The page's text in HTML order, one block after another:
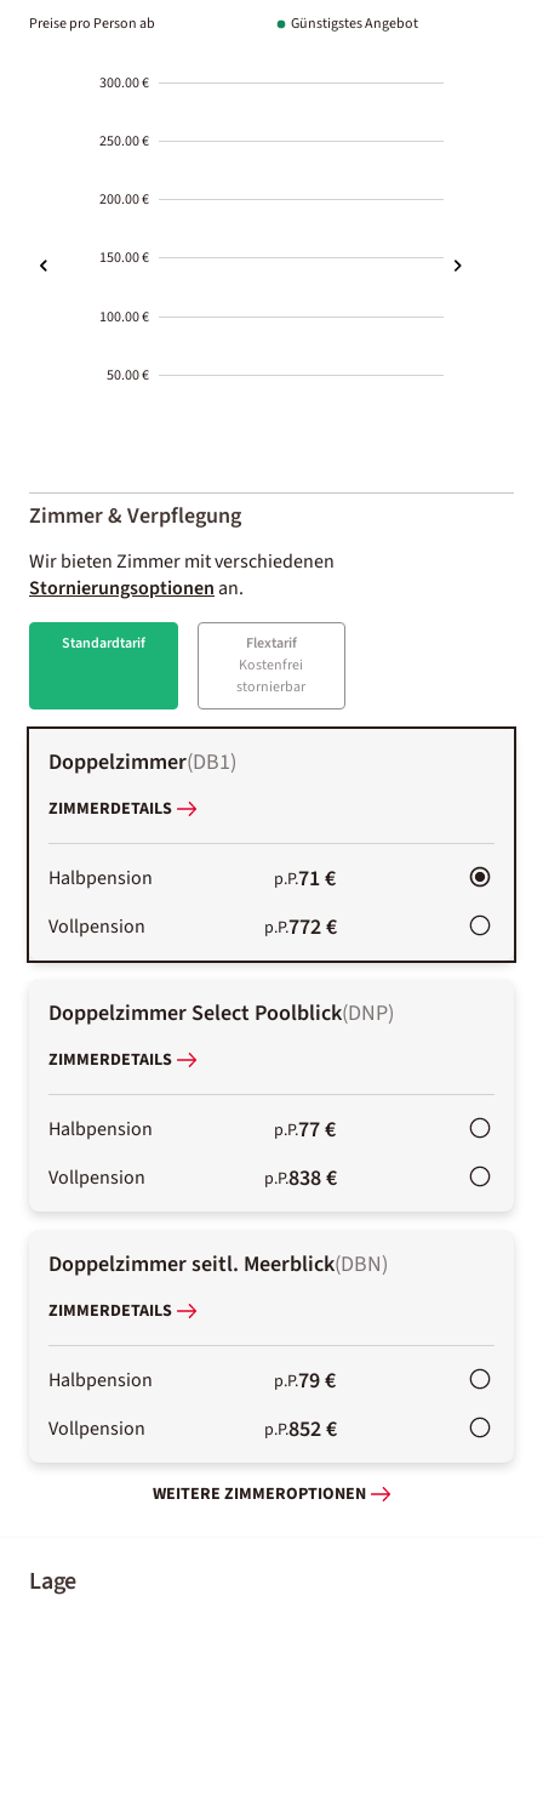
Preise pro Person ab Günstigstes Angebot
300.00 €
250.00 €
200.00 €
150.00 €
100.00 €
50.00 €
01-02
Zimmer & Verpflegung
Wir bieten Zimmer mit verschiedenen
Stornierungsoptionenan.
Standardtarif
Flextarif
Kostenfrei
stornierbar
Doppelzimmer(DB1)
ZIMMERDETAILS
Halbpension p.P.71 €
Vollpension p.P.772 €
Doppelzimmer Select Poolblick(DNP)
ZIMMERDETAILS
Halbpension p.P.77 €
Vollpension p.P.838 €
Doppelzimmer seitl. Meerblick(DBN)
ZIMMERDETAILS
Halbpension p.P.79 €
Vollpension p.P.852 €
WEITERE ZIMMEROPTIONEN
Lage